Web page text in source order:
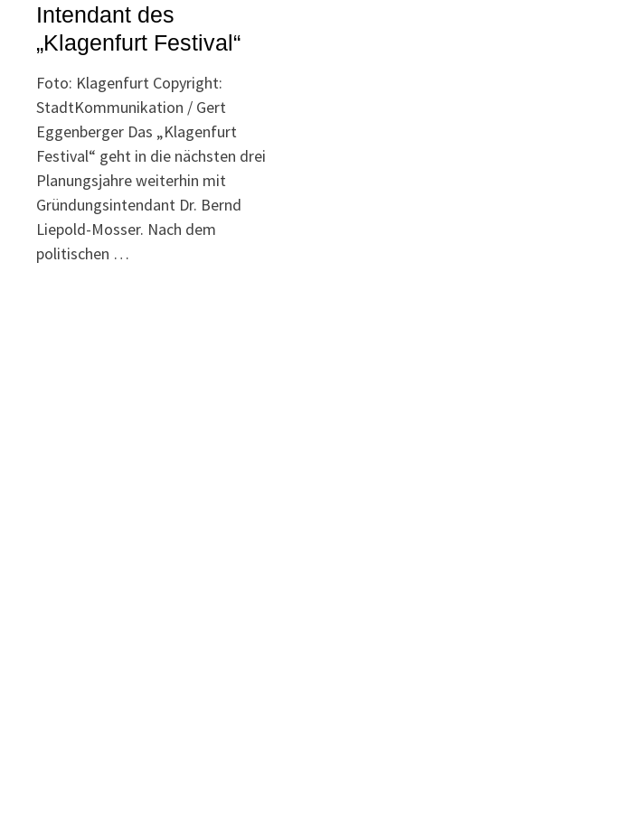
Intendant des
„Klagenfurt Festival“
Foto: Klagenfurt Copyright:
StadtKommunikation / Gert
Eggenberger Das „Klagenfurt
Festival“ geht in die nächsten drei
Planungsjahre weiterhin mit
Gründungsintendant Dr. Bernd
Liepold-Mosser. Nach dem
politischen …